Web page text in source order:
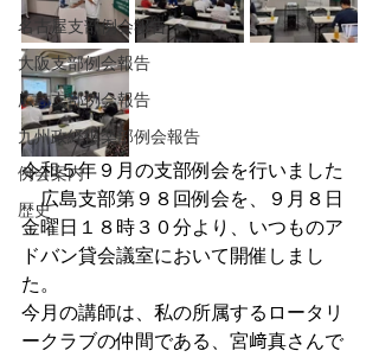
名古屋支部例会報告
大阪支部例会報告
広島支部例会報告
九州政経倶楽部例会報告
例会案内
歴史
令和５年９月の支部例会を行いました
広島支部第９８回例会を、９月８日
金曜日１８時３０分より、いつものア
ドバン貸会議室において開催しまし
た。
今月の講師は、私の所属するロータリ
ークラブの仲間である、宮﨑真さんで